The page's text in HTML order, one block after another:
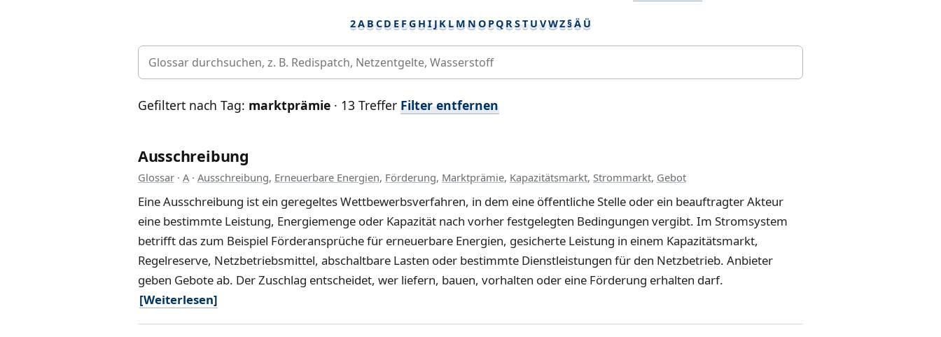
2A B CD E FG H I J K L M N O PQ RST U VWZ§Ä Ü
Gefiltert nach Tag: marktprämie· 13 Treffer Filter entfernen
Ausschreibung
Glossar· A· Ausschreibung, Erneuerbare Energien, Förderung, Marktprämie, Kapazitätsmarkt, Strommarkt, Gebot
Eine Ausschreibung ist ein geregeltes Wettbewerbsverfahren, in dem eine öffentliche Stelle oder ein beauftragter Akteur
eine bestimmte Leistung, Energiemenge oder Kapazität nach vorher festgelegten Bedingungen vergibt. Im Stromsystem
betrifft das zum Beispiel Förderansprüche für erneuerbare Energien, gesicherte Leistung in einem Kapazitätsmarkt,
Regelreserve, Netzbetriebsmittel, abschaltbare Lasten oder bestimmte Dienstleistungen für den Netzbetrieb. Anbieter
geben Gebote ab. Der Zuschlag entscheidet, wer liefern, bauen, vorhalten oder eine Förderung erhalten darf.
[Weiterlesen]